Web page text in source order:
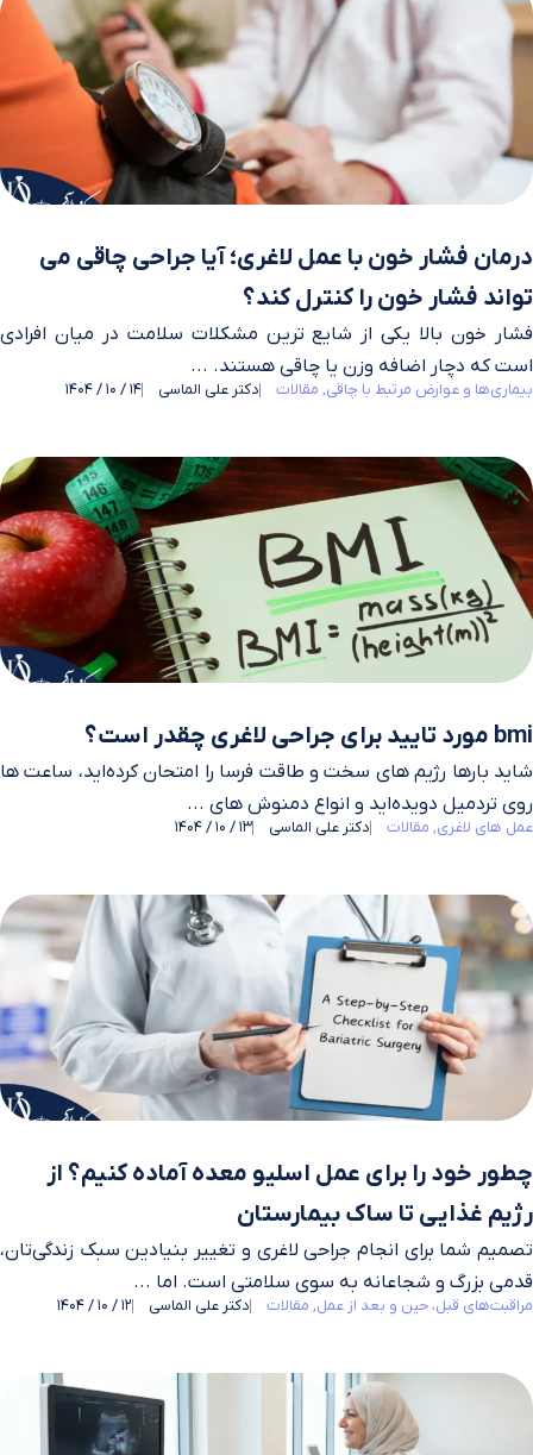
درمان فشار خون با عمل لاغری؛ آیا جراحی چاقی می‌
تواند فشار خون را کنترل کند؟
فشار خون بالا یکی از شایع‌ ترین مشکلات سلامت در میان افرادی
است که دچار اضافه‌ وزن یا چاقی هستند. ...
بیماری‌ها و عوارض مرتبط با چاقی مقالات دکتر علی الماسی 14 / 10 / 1404
bmi مورد تایید برای جراحی لاغری چقدر است؟
شاید بارها رژیم ‌های سخت و طاقت ‌فرسا را امتحان کرده‌اید، ساعت ‌ها
روی تردمیل دویده‌اید و انواع دمنوش‌ های ...
عمل های لاغری مقالات دکتر علی الماسی 13 / 10 / 1404
چطور خود را برای عمل اسلیو معده آماده کنیم؟ از
رژیم غذایی تا ساک بیمارستان
تصمیم شما برای انجام جراحی لاغری و تغییر بنیادین سبک زندگی‌تان،
قدمی بزرگ و شجاعانه به سوی سلامتی است. اما ...
مراقبت‌های قبل، حین و بعد از عمل مقالات دکتر علی الماسی 12 / 10 / 1404